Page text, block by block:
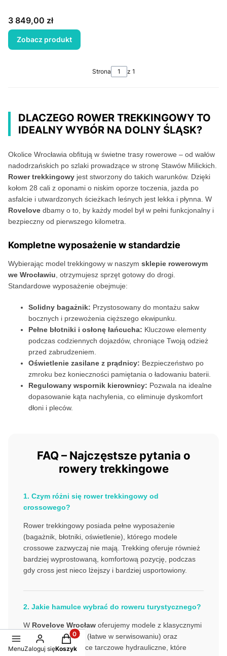
Cena
3 849,00 zł
Zobacz produkt
Strona z 1
DLACZEGO ROWER TREKKINGOWY TO
IDEALNY WYBÓR NA DOLNY ŚLĄSK?
Okolice Wrocławia obfitują w świetne trasy rowerowe – od wałów
nadodrzańskich po szlaki prowadzące w stronę Stawów Milickich.
Rower trekkingowy jest stworzony do takich warunków. Dzięki
kołom 28 cali z oponami o niskim oporze toczenia, jazda po
asfalcie i utwardzonych ścieżkach leśnych jest lekka i płynna. W
Rovelove dbamy o to, by każdy model był w pełni funkcjonalny i
bezpieczny od pierwszego kilometra.
Kompletne wyposażenie w standardzie
Wybierając model trekkingowy w naszym sklepie rowerowym
we Wrocławiu , otrzymujesz sprzęt gotowy do drogi.
Standardowe wyposażenie obejmuje:
Solidny bagażnik: Przystosowany do montażu sakw
bocznych i przewożenia cięższego ekwipunku.
Pełne błotniki i osłonę łańcucha: Kluczowe elementy
podczas codziennych dojazdów, chroniące Twoją odzież
przed zabrudzeniem.
Oświetlenie zasilane z prądnicy: Bezpieczeństwo po
zmroku bez konieczności pamiętania o ładowaniu baterii.
Regulowany wspornik kierownicy: Pozwala na idealne
dopasowanie kąta nachylenia, co eliminuje dyskomfort
dłoni i pleców.
FAQ – Najczęstsze pytania o
rowery trekkingowe
1. Czym różni się rower trekkingowy od
crossowego?
Rower trekkingowy posiada pełne wyposażenie
(bagażnik, błotniki, oświetlenie), którego modele
crossowe zazwyczaj nie mają. Trekking oferuje również
bardziej wyprostowaną, komfortową pozycję, podczas
gdy cross jest nieco lżejszy i bardziej usportowiony.
2. Jakie hamulce wybrać do roweru turystycznego?
W Rovelove Wrocław oferujemy modele z klasycznymi
hamulcami V-brake (łatwe w serwisowaniu) oraz
nowoczesne hamulce tarczowe hydrauliczne, które
MenuZaloguj się
Produkty w koszyku: 0. Zobacz szczegóły
Koszyk